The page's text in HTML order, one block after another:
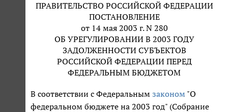
ПРАВИТЕЛЬСТВО РОССИЙСКОЙ ФЕДЕРАЦИИ
ПОСТАНОВЛЕНИЕ
от 14 мая 2003 г. N 280
ОБ УРЕГУЛИРОВАНИИ В 2003 ГОДУ
ЗАДОЛЖЕННОСТИ СУБЪЕКТОВ
РОССИЙСКОЙ ФЕДЕРАЦИИ ПЕРЕД
ФЕДЕРАЛЬНЫМ БЮДЖЕТОМ
В соответствии с Федеральным законом "О
федеральном бюджете на 2003 год" (Собрание